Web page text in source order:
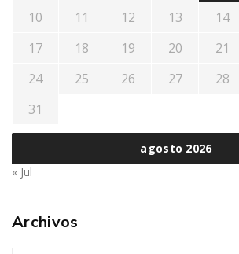
agosto 2026
10
11 12 13 14
17
18 19 20 21
24
25 26 27 28
31
« Jul
Archivos